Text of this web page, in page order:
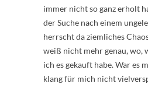
immer nicht so ganz erholt
der Suche nach einem
herrscht da ziemliches
weiß nicht mehr genau, wo,
ich es gekauft habe. War es
klang für mich nicht